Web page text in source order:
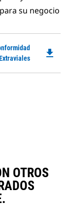
su negocio
file_download
OTROS